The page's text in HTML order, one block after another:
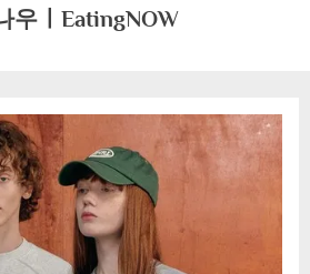
우ㅣEatingNOW